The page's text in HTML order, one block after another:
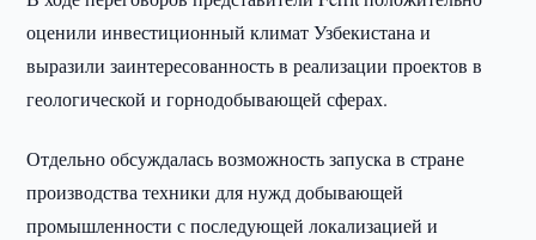
оценили инвестиционный климат Узбекистана и
выразили заинтересованность в реализации проектов в
геологической и горнодобывающей сферах.
Отдельно обсуждалась возможность запуска в стране
производства техники для нужд добывающей
промышленности с последующей локализацией и